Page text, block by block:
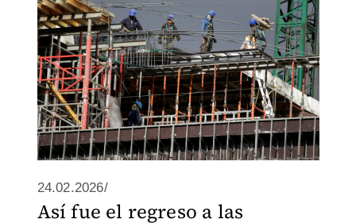
24.02.2026/
Así fue el regreso a las